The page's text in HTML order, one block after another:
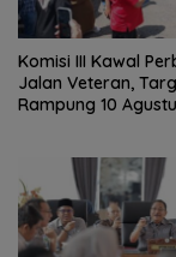
Komisi III Kawal
Jalan Veteran,
Rampung 10